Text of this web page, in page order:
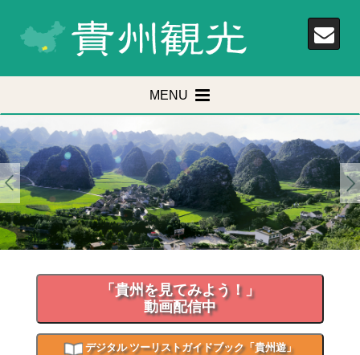
MENU
「貴州を見てみよう！」
動画配信中
デジタル ツーリストガイドブック「貴州遊」